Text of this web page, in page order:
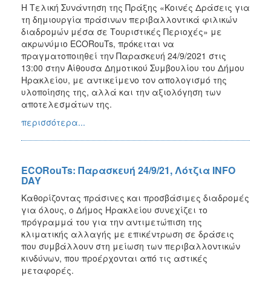
Η Τελική Συνάντηση της Πράξης «Κοινές Δράσεις για
τη δημιουργία πράσινων περιβαλλοντικά φιλικών
διαδρομών μέσα σε Τουριστικές Περιοχές» με
ακρωνύμιο ECORouTs, πρόκειται να
πραγματοποιηθεί την Παρασκευή 24/9/2021 στις
13:00 στην Αίθουσα Δημοτικού Συμβουλίου του Δήμου
Ηρακλείου, με αντικείμενο τον απολογισμό της
υλοποίησης της, αλλά και την αξιολόγηση των
αποτελεσμάτων της.
περισσότερα...
ECORouTs: Παρασκευή 24/9/21, Λότζια INFO
DAY
Καθορίζοντας πράσινες και προσβάσιμες διαδρομές
για όλους, ο Δήμος Ηρακλείου συνεχίζει το
πρόγραμμά του για την αντιμετώπιση της
κλιματικής αλλαγής με επικέντρωση σε δράσεις
που συμβάλλουν στη μείωση των περιβαλλοντικών
κινδύνων, που προέρχονται από τις αστικές
μεταφορές.